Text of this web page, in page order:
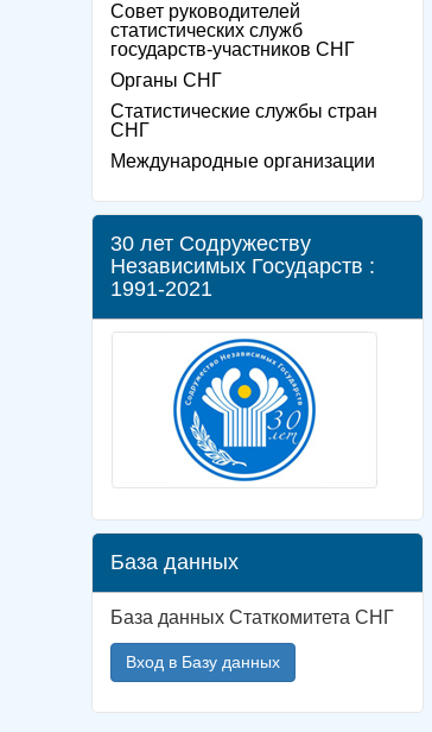
Совет руководителей
статистических служб
государств-участников СНГ
Органы СНГ
Статистические службы стран
СНГ
Международные организации
30 лет Содружеству
Независимых Государств :
1991-2021
База данных
База данных Статкомитета СНГ
Вход в Базу данных